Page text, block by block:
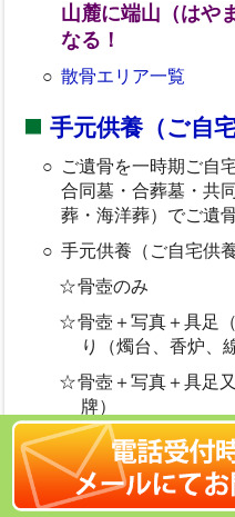
山麓に端山（はや
なる！
散骨エリア一覧
手元供養（ご自宅
ご遺骨を一時期ご自
合同墓・合葬墓・共
葬・海洋葬）でご遺
手元供養（ご自宅供
骨壺のみ
骨壺＋写真＋具足
り（燭台、香炉、
骨壺＋写真＋具足
牌）
ご遺骨の宝飾化（
ペンダントへの納